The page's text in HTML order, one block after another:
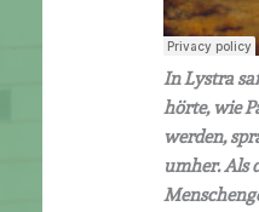
In Lystra
hörte, wie
werden,
umher. Als